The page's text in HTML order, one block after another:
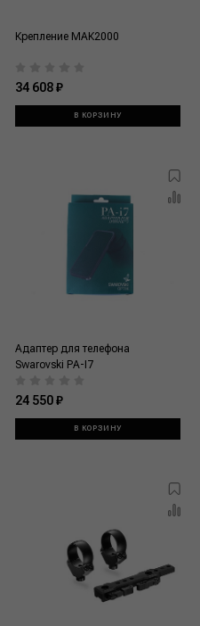
Крепление МАК2000
34 608 ₽
В КОРЗИНУ
Адаптер для телефона
Swarovski PA-I7
24 550 ₽
В КОРЗИНУ